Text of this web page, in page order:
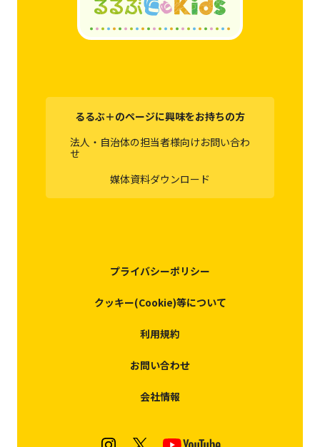
るるぶ＋のページに興味をお持ちの方
法人・自治体の担当者様向けお問い合わ
せ
媒体資料ダウンロード
プライバシーポリシー
クッキー(Cookie)等について
利用規約
お問い合わせ
会社情報